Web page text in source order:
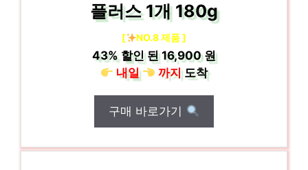
플러스 1개 180g
[ NO.8 제품 ]
43%할인 된16,900 원
내일
까지도착
구매 바로가기